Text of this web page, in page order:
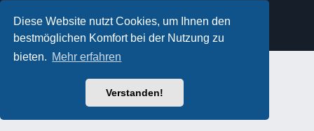
Diese Website nutzt Cookies, um Ihnen den
bestmöglichen Komfort bei der Nutzung zu
bieten. Mehr erfahren
Verstanden!
Ariki Theme byGramziu